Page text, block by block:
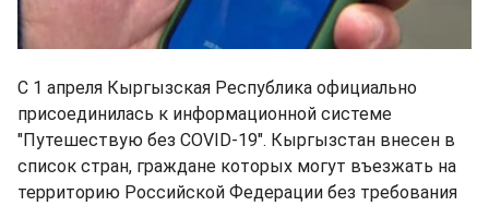
С 1 апреля Кыргызская Республика официально
присоединилась к информационной системе
"Путешествую без COVID-19". Кыргызстан внесен в
список стран, граждане которых могут въезжать на
территорию Российской Федерации без требования